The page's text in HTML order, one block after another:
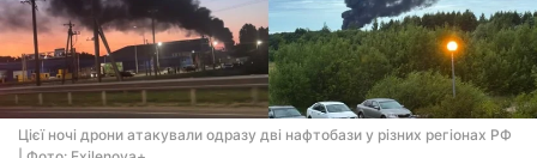
Цієї ночі дрони атакували одразу дві нафтобази у різних регіонах РФ